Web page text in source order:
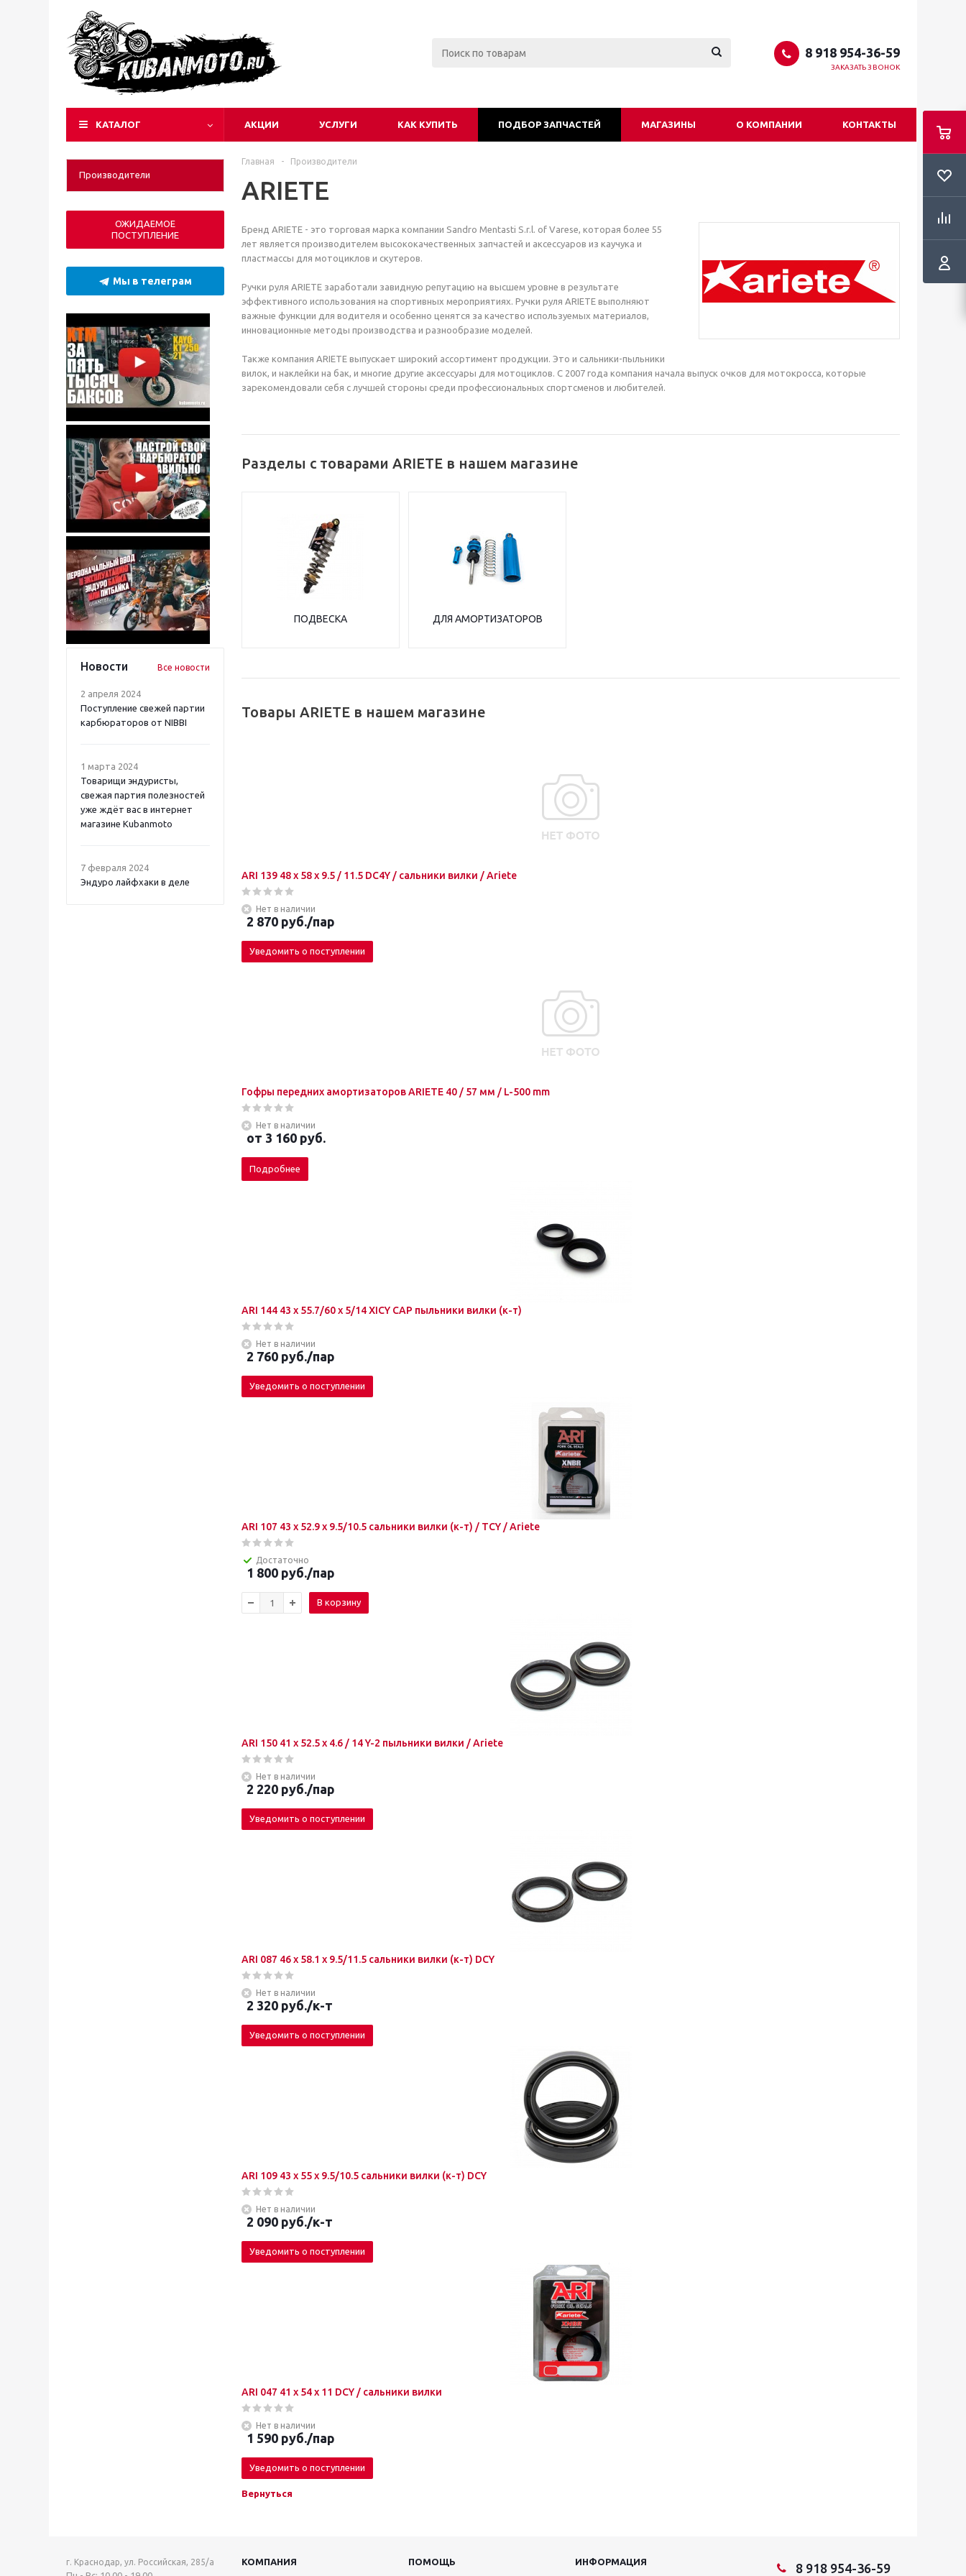
8 918 954-36-59
ЗАКАЗАТЬ ЗВОНОК
КАТАЛОГ АКЦИИ УСЛУГИ КАК КУПИТЬ ПОДБОР ЗАПЧАСТЕЙ МАГАЗИНЫ О КОМПАНИИ КОНТАКТЫ
Производители
ОЖИДАЕМОЕ
ПОСТУПЛЕНИЕ
Мы в телеграм
Новости Все новости
2 апреля 2024
Поступление свежей партии
карбюраторов от NIBBI
1 марта 2024
Товарищи эндуристы,
свежая партия полезностей
уже ждёт вас в интернет
магазине Kubanmoto
7 февраля 2024
Эндуро лайфхаки в деле
Главная - Производители
ARIETE
Бренд ARIETE - это торговая марка компании Sandro Mentasti S.r.l. of Varese, которая более 55
лет является производителем высококачественных запчастей и аксессуаров из каучука и
пластмассы для мотоциклов и скутеров.
Ручки руля ARIETE заработали завидную репутацию на высшем уровне в результате
эффективного использования на спортивных мероприятиях. Ручки руля ARIETE выполняют
важные функции для водителя и особенно ценятся за качество используемых материалов,
инновационные методы производства и разнообразие моделей.
Также компания ARIETE выпускает широкий ассортимент продукции. Это и сальники-пыльники
вилок, и наклейки на бак, и многие другие аксессуары для мотоциклов. С 2007 года компания начала выпуск очков для мотокросса, которые
зарекомендовали себя с лучшей стороны среди профессиональных спортсменов и любителей.
Разделы с товарами ARIETE в нашем магазине
ПОДВЕСКА ДЛЯ АМОРТИЗАТОРОВ
Товары ARIETE в нашем магазине
ARI 139 48 x 58 x 9.5 / 11.5 DC4Y / сальники вилки / Ariete
Нет в наличии
2 870 руб./пар
Уведомить о поступлении
Гофры передних амортизаторов ARIETE 40 / 57 мм / L-500 mm
Нет в наличии
от 3 160 руб.
Подробнее
ARI 144 43 x 55.7/60 x 5/14 XICY CAP пыльники вилки (к-т)
Нет в наличии
2 760 руб./пар
Уведомить о поступлении
ARI 107 43 x 52.9 x 9.5/10.5 cальники вилки (к-т) / TCY / Ariete
Достаточно
1 800 руб./пар
В корзину
ARI 150 41 x 52.5 x 4.6 / 14 Y-2 пыльники вилки / Ariete
Нет в наличии
2 220 руб./пар
Уведомить о поступлении
ARI 087 46 x 58.1 x 9.5/11.5 cальники вилки (к-т) DCY
Нет в наличии
2 320 руб./к-т
Уведомить о поступлении
ARI 109 43 x 55 x 9.5/10.5 сальники вилки (к-т) DCY
Нет в наличии
2 090 руб./к-т
Уведомить о поступлении
ARI 047 41 x 54 x 11 DCY / сальники вилки
Нет в наличии
1 590 руб./пар
Уведомить о поступлении
Вернуться
г. Краснодар, ул. Российская, 285/а КОМПАНИЯ ПОМОЩЬ
ИНФОРМАЦИЯ
8 918 954-36-59